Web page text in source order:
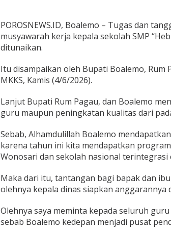
u
:
a
t
n
a
G
u
u
M
e
i
n
g
a
t
POROSNEWS.ID, Boalemo – Tugas dan
musyawarah kerja kepala sekolah SMP
ditunaikan.
Itu disampaikan oleh Bupati Boalemo,
MKKS, Kamis (4/6/2026).
Lanjut Bupati Rum Pagau, dan Boalemo
guru maupun peningkatan kualitas dari
Sebab, Alhamdulillah Boalemo
karena tahun ini kita mendapatkan
Wonosari dan sekolah nasional terintegrasi
Maka dari itu, tantangan bagi bapak dan
olehnya kepala dinas siapkan
Olehnya saya meminta kepada seluruh
sebab Boalemo kedepan menjadi pusat